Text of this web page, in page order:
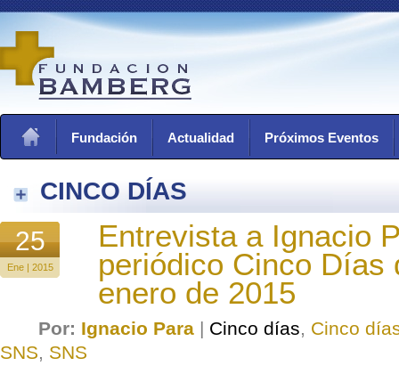
Fundación Actualidad Próximos Eventos
CINCO DÍAS
25
Ene | 2015
Entrevista a Ignacio
periódico Cinco Días
enero de 2015
Por: Ignacio Para | Cinco días, Cinco
SNS, SNS